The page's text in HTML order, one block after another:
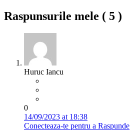
Raspunsurile mele ( 5 )
Huruc Iancu
0
14/09/2023 at 18:38
Conecteaza-te pentru a Raspunde